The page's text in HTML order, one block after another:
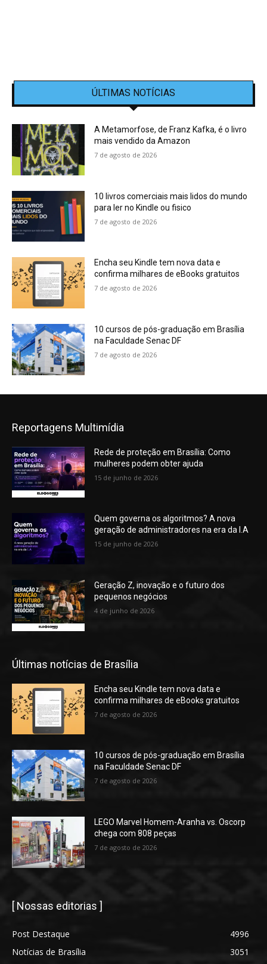
ÚLTIMAS NOTÍCIAS
A Metamorfose, de Franz Kafka, é o livro
mais vendido da Amazon
7 de agosto de 2026
10 livros comerciais mais lidos do mundo
para ler no Kindle ou fisico
7 de agosto de 2026
Encha seu Kindle tem nova data e
confirma milhares de eBooks gratuitos
7 de agosto de 2026
10 cursos de pós-graduação em Brasília
na Faculdade Senac DF
7 de agosto de 2026
Reportagens Multimídia
Rede de proteção em Brasília: Como
mulheres podem obter ajuda
15 de junho de 2026
Quem governa os algoritmos? A nova
geração de administradores na era da I.A
15 de junho de 2026
Geração Z, inovação e o futuro dos
pequenos negócios
4 de junho de 2026
Últimas notícias de Brasília
Encha seu Kindle tem nova data e
confirma milhares de eBooks gratuitos
7 de agosto de 2026
10 cursos de pós-graduação em Brasília
na Faculdade Senac DF
7 de agosto de 2026
LEGO Marvel Homem-Aranha vs. Oscorp
chega com 808 peças
7 de agosto de 2026
[ Nossas editorias ]
Post Destaque
4996
Notícias de Brasília
3051